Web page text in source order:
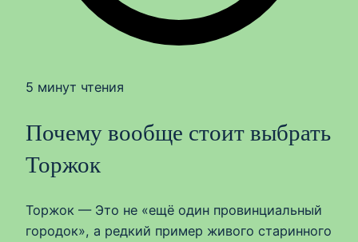
5 минут чтения
Почему вообще стоит выбрать
Торжок
Торжок — Это не «ещё один провинциальный
городок», а редкий пример живого старинного